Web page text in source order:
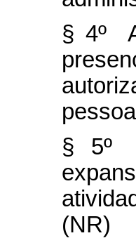
§ 4º
§ 5º
(NR)